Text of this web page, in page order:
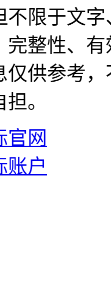
不限于文
完整性、
仅供参考
。
官网
账户